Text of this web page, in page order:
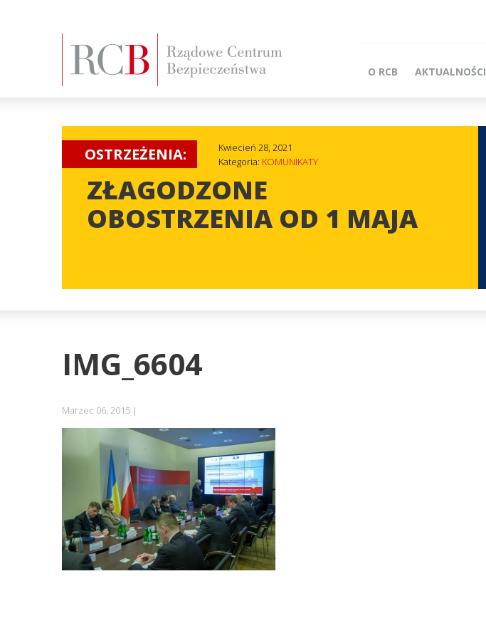
O RCB AKTUALNOŚCI
OSTRZEŻENIA:
Kwiecień 28, 2021
Kategoria: KOMUNIKATY
ZŁAGODZONE
OBOSTRZENIA OD 1 MAJA
IMG_6604
Marzec 06, 2015